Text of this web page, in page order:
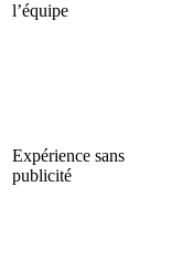
l’équipe
Expérience sans
publicité